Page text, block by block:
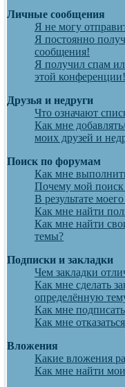
Личные сообщения
Я не могу
Я постоянно
сообщения!
Я получил спам
этой конференции!
Друзья и недруги
Что означают
Как мне
моих друзей и
Поиск по форумам
Как мне
Почему мой поиск
В результате
Как мне найти
Как мне найти
темы?
Подписки и закладки
Чем закладки
Как мне сделать
определённую
Как мне
Как мне
Вложения
Какие вложения
Как мне найти